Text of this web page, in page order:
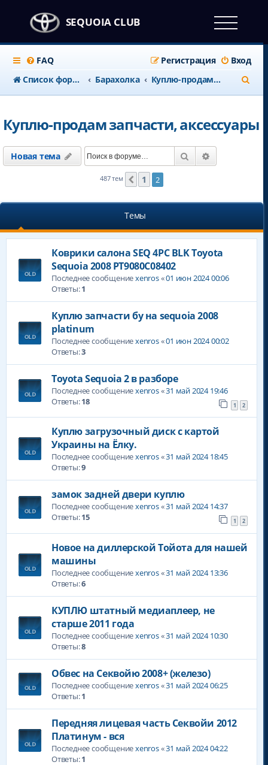
SEQUOIA CLUB
FAQ Вход
Регистрация
Список форумов
Барахолка Куплю-продам запчасти, аксессуары
о
Куплю-продам запчасти, аксессуары
Новая тема Поиск
487 тем Пред.
1 2
Темы
Коврики салона SEQ 4PС BLK Toyota
Sequoia 2008 PT9080C08402
Последнее сообщениеxenros«01 июн 2024 00:06
Ответы:1
Куплю запчасти бу на sequoia 2008
platinum
Последнее сообщениеxenros«01 июн 2024 00:02
Ответы:3
Toyota Sequoia 2 в разборе
Последнее сообщениеxenros«31 май 2024 19:46
Ответы:18 1 2
Куплю загрузочный диск с картой
Украины на Ёлку.
Последнее сообщениеxenros«31 май 2024 18:45
Ответы:9
замок задней двери куплю
Последнее сообщениеxenros«31 май 2024 14:37
Ответы:15 1 2
Новое на диллерской Тойота для нашей
машины
Последнее сообщениеxenros«31 май 2024 13:36
Ответы:6
КУПЛЮ штатный медиаплеер, не
старше 2011 года
Последнее сообщениеxenros«31 май 2024 10:30
Ответы:8
Обвес на Секвойю 2008+ (железо)
Последнее сообщениеxenros«31 май 2024 06:25
Ответы:1
Передняя лицевая часть Секвойи 2012
Платинум - вся
Последнее сообщениеxenros«31 май 2024 04:22
Ответы:1